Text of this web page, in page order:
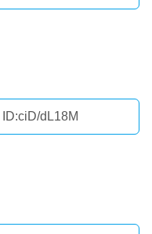
ID:ciD/dL18M